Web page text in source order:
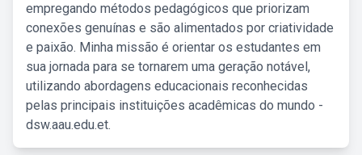
empregando métodos pedagógicos que priorizam
conexões genuínas e são alimentados por criatividade
e paixão. Minha missão é orientar os estudantes em
sua jornada para se tornarem uma geração notável,
utilizando abordagens educacionais reconhecidas
pelas principais instituições acadêmicas do mundo -
dsw.aau.edu.et.